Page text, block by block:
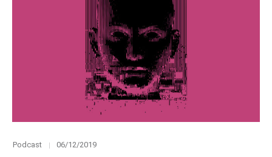
Category
Podcast
Posted
06/12/2019